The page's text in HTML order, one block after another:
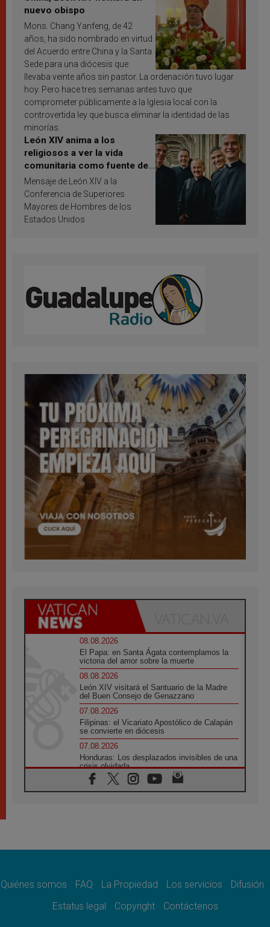
nuevo obispo
Mons. Chang Yanfeng, de 42
años, ha sido nombrado en virtud
del Acuerdo entre China y la Santa
Sede para una diócesis que
llevaba veinte años sin pastor. La ordenación tuvo lugar
hoy. Pero hace tres semanas antes tuvo que
comprometer públicamente a la Iglesia local con la
controvertida ley que busca eliminar la identidad de las
minorías.
León XIV anima a los
religiosos a ver la vida
comunitaria como fuente de
inspiración y santificación
Mensaje de León XIV a la
Conferencia de Superiores
Mayores de Hombres de los
Estados Unidos
08.08.2026
El Papa: en Santa Ágata contemplamos la
victoria del amor sobre la muerte
08.08.2026
León XIV visitará el Santuario de la Madre
del Buen Consejo de Genazzano
07.08.2026
Filipinas: el Vicariato Apostólico de Calapán
se convierte en diócesis
07.08.2026
Honduras: Los desplazados invisibles de una
crisis olvidada
07.08.2026
Bokalic: "En Argentina el Papa León señalará
07.08.2026
07.08.2026
Universidades Católicas: «Exercises in
Quiénes somos FAQ La Propiedad Los servicios
Difusión
Estatus legal
Copyright Contáctenos